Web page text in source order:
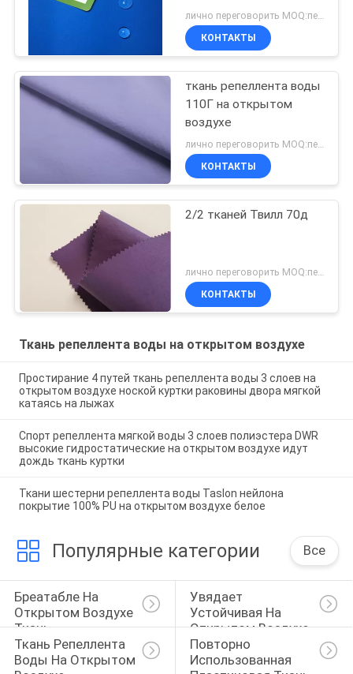
КОНТАКТЫ
ткань репеллента воды
110Г на открытом
воздухе
КОНТАКТЫ
2/2 тканей Твилл 70д
лично переговорить MOQ:переговоров
КОНТАКТЫ
Ткань репеллента воды на открытом воздухе
Простирание 4 путей ткань репеллента воды 3 слоев на
открытом воздухе ноской куртки раковины двора мягкой
катаясь на лыжах
Спорт репеллента мягкой воды 3 слоев полиэстера DWR
высокие гидростатические на открытом воздухе идут
дождь ткань куртки
Ткани шестерни репеллента воды Taslon нейлона
покрытие 100% PU на открытом воздухе белое
Популярные категории Все
Бреатабле На
Открытом Воздухе
Ткань
Увядает
Устойчивая На
Открытом Воздухе
Ткань
Ткань Репеллента
Воды На Открытом
Повторно
Использованная